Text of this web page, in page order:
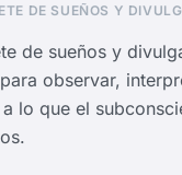
DE SUEÑOS Y
de sueños y
observar,
lo que el